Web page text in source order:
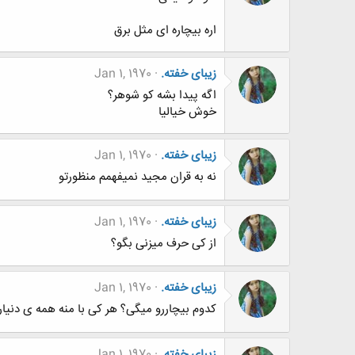
اره بیچاره ای مثل برق
زیبای خفته. Jan 1, 1970
اگه پیدا بشه کو شوهر؟
خوش خیالیا
زیبای خفته. Jan 1, 1970
نه به قران مجید نمیفهمم منظورتو
زیبای خفته. Jan 1, 1970
از کی حرف میزنی بگو؟
زیبای خفته. Jan 1, 1970
کدوم بیچاررو میگی؟ هر کی با منه همه ی